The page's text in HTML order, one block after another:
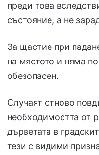
преди това
състояние, а не
За щастие при
на мястото и няма
обезопасен.
Случаят отново
необходимостта от
дърветата в
тези с видими